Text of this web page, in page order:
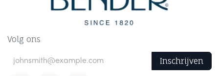
Volg ons
Inschrijven